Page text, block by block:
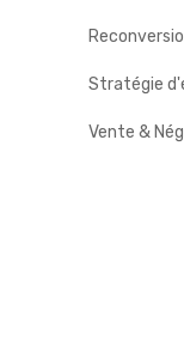
Stratégie
Vente &